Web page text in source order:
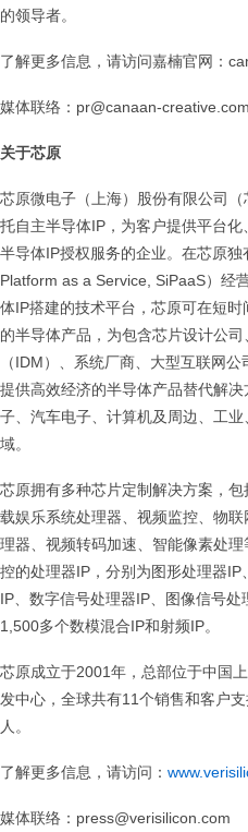
的领导者。
了解更多信息，请访问嘉楠官网：
媒体联络：pr@canaan-creative.com
关于芯原
芯原微电子（上海）股份有限公司
托自主半导体IP，为客户提供平台
半导体IP授权服务的企业。在芯原
Platform as a Service, SiPaaS）经
体IP搭建的技术平台，芯原可在短
的半导体产品，为包含芯片设计公
（IDM）、系统厂商、大型互联网
提供高效经济的半导体产品替代解
子、汽车电子、计算机及周边、工
域。
芯原拥有多种芯片定制解决方案，
载娱乐系统处理器、视频监控、物
理器、视频转码加速、智能像素处
控的处理器IP，分别为图形处理器
IP、数字信号处理器IP、图像信号处
1,500多个数模混合IP和射频IP。
芯原成立于2001年，总部位于中国
发中心，全球共有11个销售和客户
人。
了解更多信息，请访问：
媒体联络：press@verisilicon.com